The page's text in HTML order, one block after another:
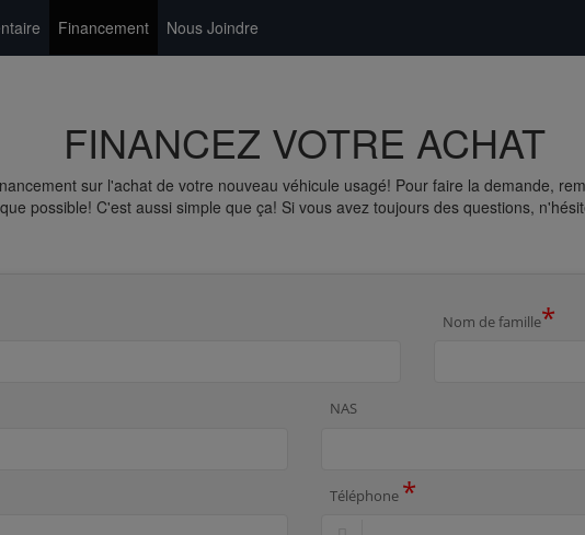
Financement Nous Joindre
FINANCEZ VOTRE ACHAT
sur l'achat de votre nouveau véhicule usagé! Pour faire la demande,
possible! C'est aussi simple que ça! Si vous avez toujours des questions,
Nom de famille*
NAS
Téléphone *